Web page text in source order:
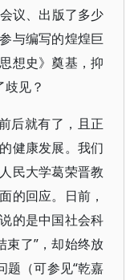
议、出版了多少
与编写的煌煌巨
想史》奠基，抑
见？
后就有了，且正
健康发展。我们
民大学葛荣晋教
的回应。日前，
的是中国社会科
束了”，却始终放
题（可参见“乾嘉